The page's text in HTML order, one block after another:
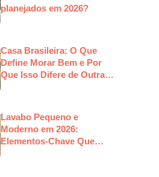
planejados em 2026?
Casa Brasileira: O Que
Define Morar Bem e Por
Que Isso Difere de Outras
Lavabo Pequeno e
Moderno em 2026:
Elementos-Chave Que